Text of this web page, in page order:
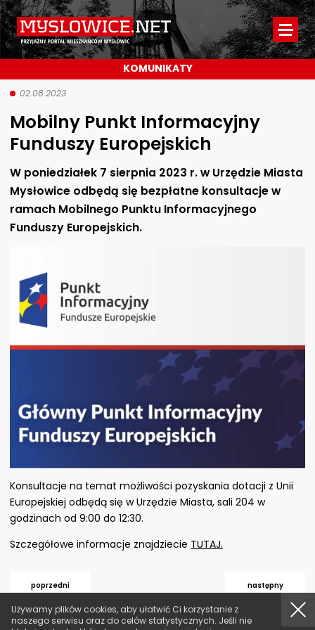
Używamy plików cookies, aby ułatwić Ci korzystanie z
naszego serwisu oraz do celów statystycznych. Jeśli nie
Myslowice.net
-
Przyjazny
portal
mieszkańców
Mysłowic
KOMUNIKATY
02.08.2023
Mobilny Punkt Informacyjny
Funduszy Europejskich
W poniedziałek 7 sierpnia 2023 r. w Urzędzie Miasta
Mysłowice odbędą się bezpłatne konsultacje w
ramach Mobilnego Punktu Informacyjnego
Funduszy Europejskich.
Konsultacje na temat możliwości pozyskania dotacji z Unii
Europejskiej odbędą się w Urzędzie Miasta, sali 204 w
godzinach od 9:00 do 12:30.
Szczegółowe informacje znajdziecie TUTAJ.
poprzedni następny